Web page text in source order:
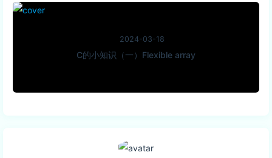
2024-03-18
C的小知识（一）Flexible array